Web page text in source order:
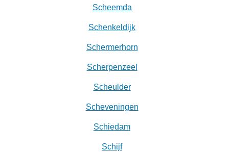
Scheemda
Schenkeldijk
Schermerhorn
Scherpenzeel
Scheulder
Scheveningen‎
Schiedam
Schijf